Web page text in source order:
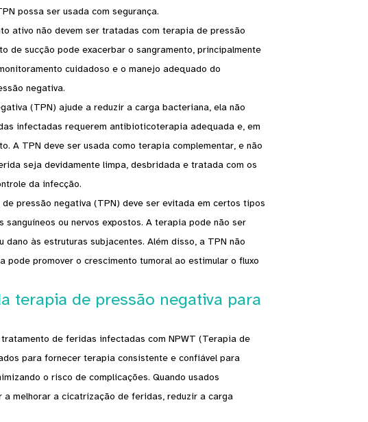
possa ser usada com segurança.
ativo não devem ser tratadas com terapia de pressão
de sucção pode exacerbar o sangramento, principalmente
cuidadoso e o manejo adequado do
negativa.
(TPN) ajude a reduzir a carga bacteriana, ela não
infectadas requerem antibioticoterapia adequada e, em
A TPN deve ser usada como terapia complementar, e não
seja devidamente limpa, desbridada e tratada com os
da infecção.
pressão negativa (TPN) deve ser evitada em certos tipos
ou nervos expostos. A terapia pode não ser
às estruturas subjacentes. Além disso, a TPN não
promover o crescimento tumoral ao estimular o fluxo
terapia de pressão negativa para
de feridas infectadas com NPWT (Terapia de
para fornecer terapia consistente e confiável para
o risco de complicações. Quando usados
a melhorar a cicatrização de feridas, reduzir a carga